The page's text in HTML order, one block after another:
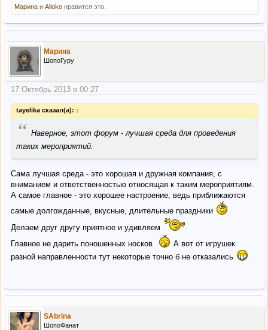
Марина и Alioko нравится это.
Марина
ШопоГуру
17 Октябрь 2013 в 00:27
tayelika сказал(а): ↑
“ Наверное, этот форум - лучшая среда для проведения
таких мероприятий.
Сама лучшая среда - это хорошая и дружная компания, с
вниманием и ответственностью относящая к таким мероприятиям.
А самое главное - это хорошее настроение, ведь приближаются
самые долгожданные, вкусные, длительные праздники
Делаем друг другу приятное и удивляем
Главное не дарить поношенных носков
А вот от игрушек
разной направленности тут некоторые точно б не отказались
SAbrina
ШопоФанат